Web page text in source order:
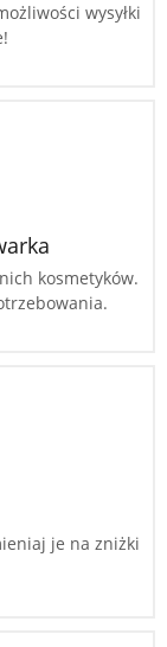
wysyłki
kosmetyków.
je na zniżki